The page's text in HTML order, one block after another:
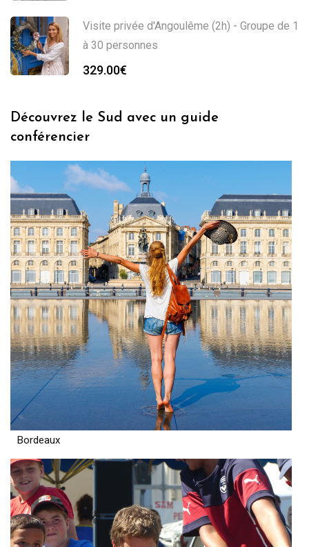
Visite privée d'Angoulême (2h) - Groupe de 1
à 30 personnes
329.00€
Découvrez le Sud avec un guide
conférencier
Bordeaux